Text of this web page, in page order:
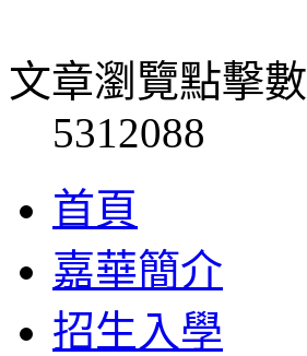
文章瀏覽點擊數
5312088
首頁
嘉華簡介
招生入學